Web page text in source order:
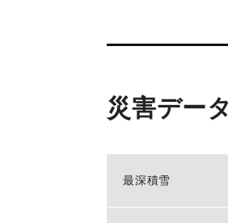
災害データ
最深積雪